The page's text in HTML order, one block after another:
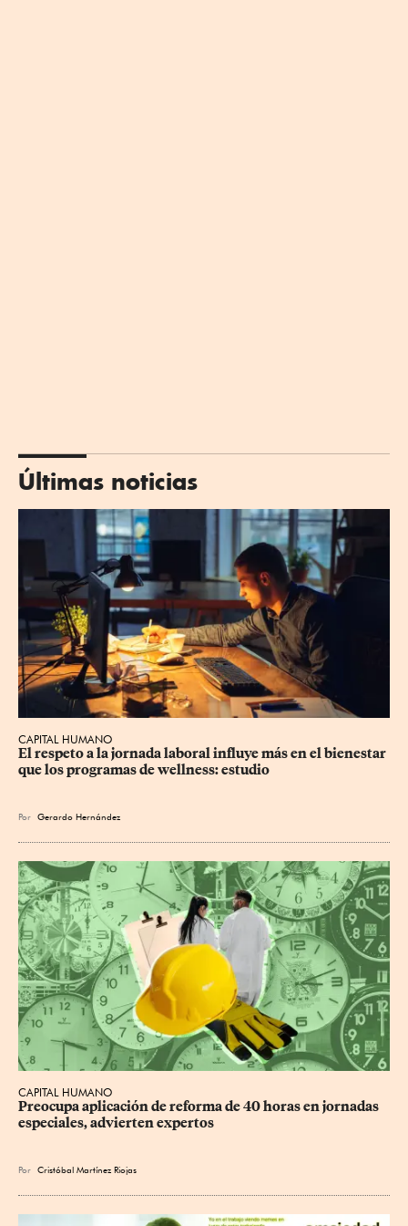
Últimas noticias
CAPITAL HUMANO
El respeto a la jornada laboral influye más en el bienestar
que los programas de wellness: estudio
Por Gerardo Hernández
CAPITAL HUMANO
Preocupa aplicación de reforma de 40 horas en jornadas
especiales, advierten expertos
Por Cristóbal Martínez Riojas